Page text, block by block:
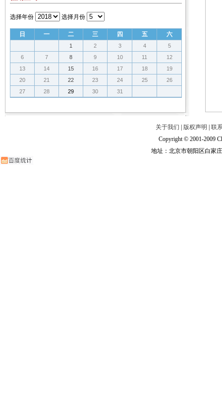
选择年份 选择月份
日 一 二 三 四 五 六
1 2 3 4
5
6
7 8 9 10 11
12
13
14 15 16 17 18
19
20
21 22 23 24 25
26
27
28 29 30 31
关于我们 版权声明
联
Copyright © 2001-2009
地址：北京市朝阳区白家